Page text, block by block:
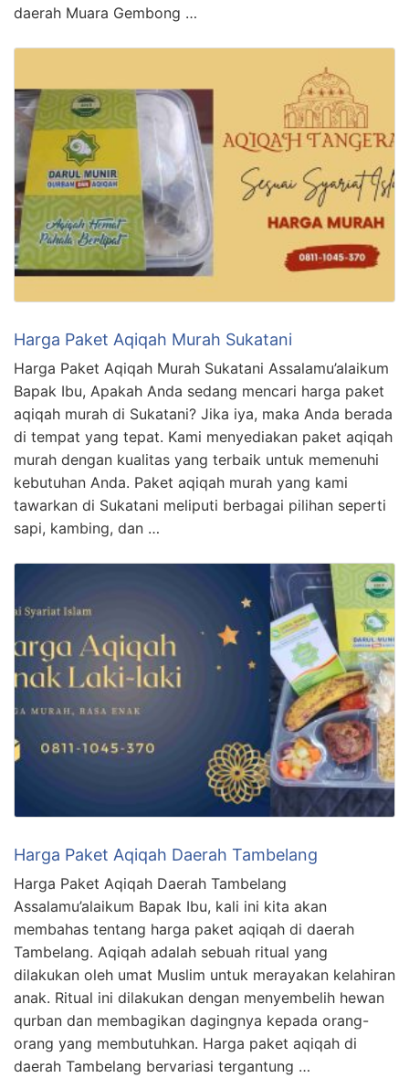
daerah Muara Gembong …
Harga Paket Aqiqah Murah Sukatani
Harga Paket Aqiqah Murah Sukatani Assalamu’alaikum
Bapak Ibu, Apakah Anda sedang mencari harga paket
aqiqah murah di Sukatani? Jika iya, maka Anda berada
di tempat yang tepat. Kami menyediakan paket aqiqah
murah dengan kualitas yang terbaik untuk memenuhi
kebutuhan Anda. Paket aqiqah murah yang kami
tawarkan di Sukatani meliputi berbagai pilihan seperti
sapi, kambing, dan …
Harga Paket Aqiqah Daerah Tambelang
Harga Paket Aqiqah Daerah Tambelang
Assalamu’alaikum Bapak Ibu, kali ini kita akan
membahas tentang harga paket aqiqah di daerah
Tambelang. Aqiqah adalah sebuah ritual yang
dilakukan oleh umat Muslim untuk merayakan kelahiran
anak. Ritual ini dilakukan dengan menyembelih hewan
qurban dan membagikan dagingnya kepada orang-
orang yang membutuhkan. Harga paket aqiqah di
daerah Tambelang bervariasi tergantung …